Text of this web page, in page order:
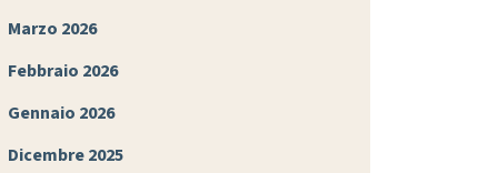
Marzo 2026
Febbraio 2026
Gennaio 2026
Dicembre 2025